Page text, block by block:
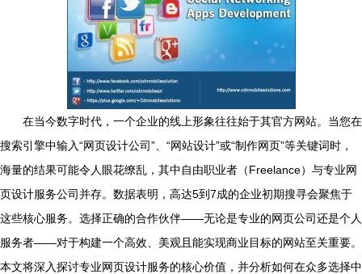
在当今数字时代，一个企业的线上形象往往始于其官方网站。当您在
搜索引擎中输入“网页设计公司”、“网站设计”或“制作网页”等关键词时，
海量的结果可能令人眼花缭乱，其中自由职业者（Freelance）与专业网
页设计服务公司并存。数据表明，高达5到7成的企业初期搜寻会聚焦于
这些核心服务。选择正确的合作伙伴——无论是专业的网页公司还是个人
服务者——对于构建一个高效、美观且能实现商业目标的网站至关重要。
本文将深入探讨专业网页设计服务的核心价值，并分析如何在众多选择中